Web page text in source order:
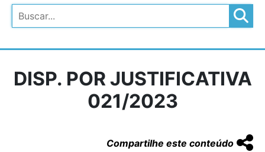
Pesquisar
DISP. POR JUSTIFICATIVA
021/2023
Compartilhe este conteúdo